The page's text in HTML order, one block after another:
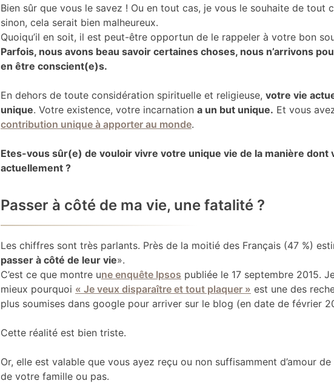
Bien sûr que vous le savez ! Ou en tout cas, je vous le souhaite de tout
sinon, cela serait bien malheureux.
Quoiqu’il en soit, il est peut-être opportun de le rappeler à votre bon
Parfois, nous avons beau savoir certaines choses, nous n’arrivons
en être conscient(e)s.
En dehors de toute considération spirituelle et religieuse, votre vie
unique. Votre existence, votre incarnation a un but unique. Et vous
contribution unique à apporter au monde.
Etes-vous sûr(e) de vouloir vivre votre unique vie de la manière dont
actuellement ?
Passer à côté de ma vie, une fatalité ?
Les chiffres sont très parlants. Près de la moitié des Français (47 %)
passer à côté de leur vie».
C’est ce que montre une enquête Ipsos publiée le 17 septembre 2015.
mieux pourquoi « Je veux disparaître et tout plaquer » est une des
plus soumises dans google pour arriver sur le blog (en date de février
Cette réalité est bien triste.
Or, elle est valable que vous ayez reçu ou non suffisamment d’amour
de votre famille ou pas.